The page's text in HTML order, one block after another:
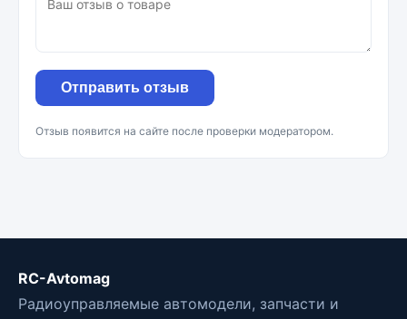
Отправить отзыв
Отзыв появится на сайте после проверки модератором.
RC-Avtomag
Радиоуправляемые автомодели, запчасти и